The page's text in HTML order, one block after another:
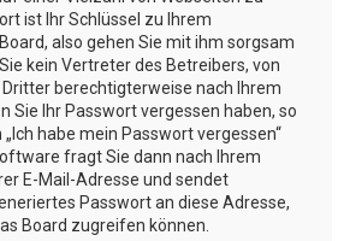
ist Ihr Schlüssel zu Ihrem
also gehen Sie mit ihm sorgsam
kein Vertreter des Betreibers, von
berechtigterweise nach Ihrem
Sie Ihr Passwort vergessen haben, so
habe mein Passwort vergessen“
fragt Sie dann nach Ihrem
E-Mail-Adresse und sendet
Passwort an diese Adresse,
Board zugreifen können.